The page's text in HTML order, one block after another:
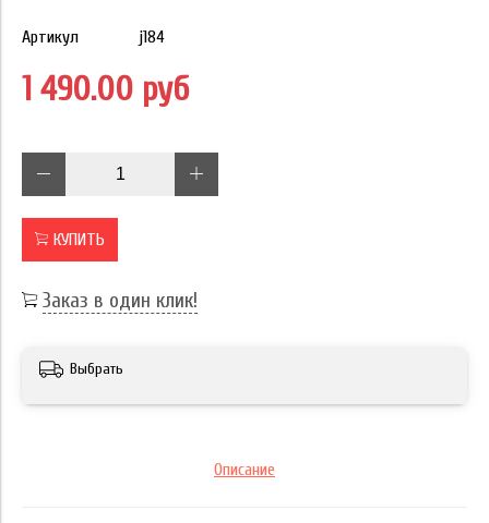
Артикул j184
1 490.00 руб
КУПИТЬ
Заказ в один клик!
Выбрать
Описание